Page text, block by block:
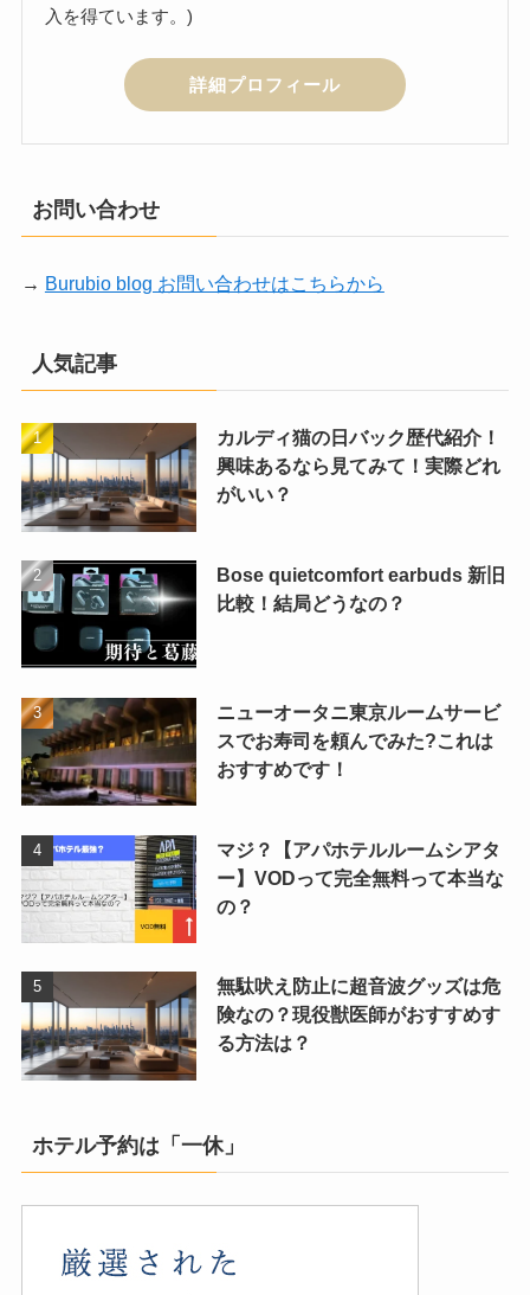
入を得ています。)
詳細プロフィール
お問い合わせ
→ Burubio blog お問い合わせはこちらから
人気記事
カルディ猫の日バック歴代紹介！
興味あるなら見てみて！実際どれ
がいい？
Bose quietcomfort earbuds 新旧
比較！結局どうなの？
ニューオータニ東京ルームサービ
スでお寿司を頼んでみた?これは
おすすめです！
マジ？【アパホテルルームシアタ
ー】VODって完全無料って本当な
の？
無駄吠え防止に超音波グッズは危
険なの？現役獣医師がおすすめす
る方法は？
ホテル予約は「一休」